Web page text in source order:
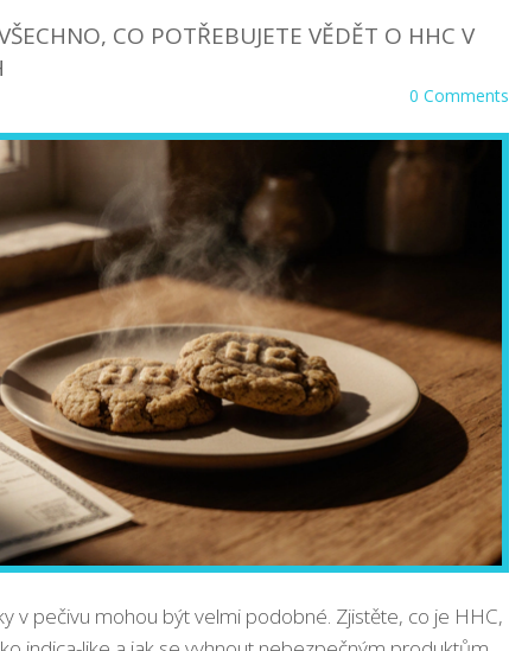
CO POTŘEBUJETE VĚDĚT O HHC V
0 Comments
v pečivu mohou být velmi podobné. Zjistěte, co je HHC,